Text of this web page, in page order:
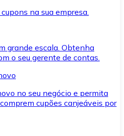
na sua empresa.
grande escala. Obtenha
o seu gerente de contas.
no seu negócio e permita
cupões canjeáveis por